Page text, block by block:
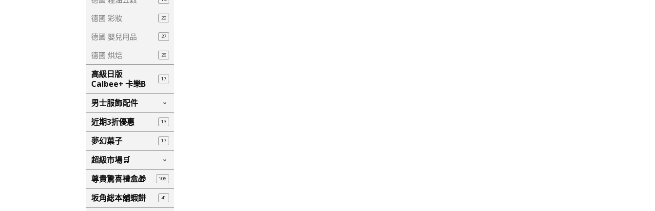
德國 彩妝 20
德國 嬰兒用品 27
德國 烘焙 26
高級日版
Calbee+ 卡樂B
17
男士服飾配件
近期3折優惠
13
夢幻菓子 17
超級市場🛒
尊貴驚喜禮盒🎁
106
坂角総本舖蝦餅 41